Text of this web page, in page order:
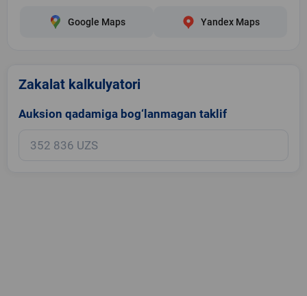
Google Maps Yandex Maps
Zakalat kalkulyatori
Auksion qadamiga bog‘lanmagan taklif